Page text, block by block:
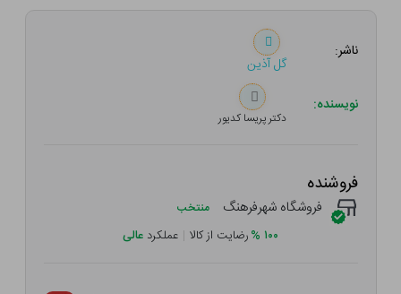
ناشر:
گل آذین
نویسنده:
دکتر پریسا کدیور
فروشنده
فروشگاه شهرفرهنگ منتخب
۱۰۰ %رضایت از کالا | عملکرد عالی